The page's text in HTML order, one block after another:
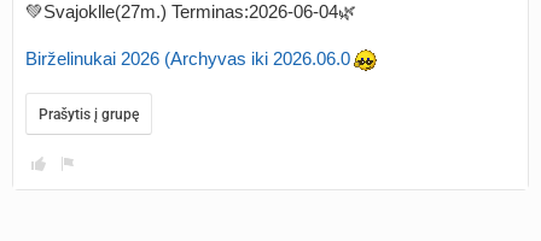
💚Svajoklle(27m.) Terminas:2026-06-04🌿
Birželinukai 2026 (Archyvas iki 2026.06.0
Prašytis į grupę